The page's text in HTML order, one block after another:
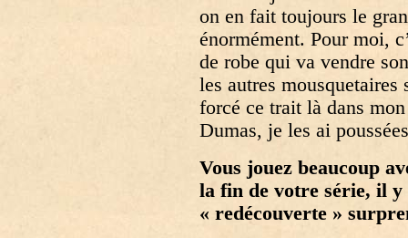
on en fait toujours le
énormément. Pour moi,
de robe qui va vendre
les autres mousquetaires
forcé ce trait là dans
Dumas, je les ai
Vous jouez beaucoup
la fin de votre série, il y
« redécouverte »